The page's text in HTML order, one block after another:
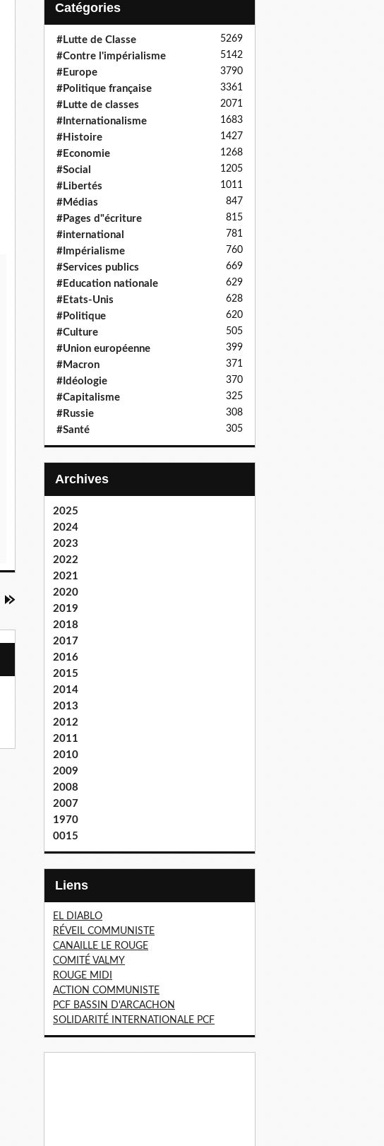
Catégories
#Lutte de Classe 5269
#Contre l'impérialisme 5142
#Europe 3790
#Politique française 3361
#Lutte de classes 2071
#Internationalisme 1683
#Histoire 1427
#Economie 1268
#Social 1205
#Libertés 1011
#Médias 847
#Pages d"écriture 815
#international 781
#Impérialisme 760
#Services publics 669
#Education nationale 629
#Etats-Unis 628
#Politique 620
#Culture 505
#Union européenne 399
#Macron 371
#Idéologie 370
#Capitalisme 325
#Russie 308
#Santé 305
Archives
2025
2024
2023
2022
2021
2020
2019
2018
2017
2016
2015
2014
2013
2012
2011
2010
2009
2008
2007
1970
0015
Liens
EL DIABLO
RÉVEIL COMMUNISTE
CANAILLE LE ROUGE
COMITÉ VALMY
ROUGE MIDI
ACTION COMMUNISTE
PCF BASSIN D'ARCACHON
SOLIDARITÉ INTERNATIONALE PCF